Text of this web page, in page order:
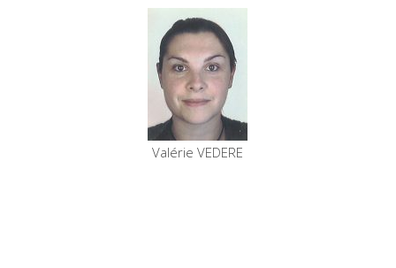
Valérie VEDERE